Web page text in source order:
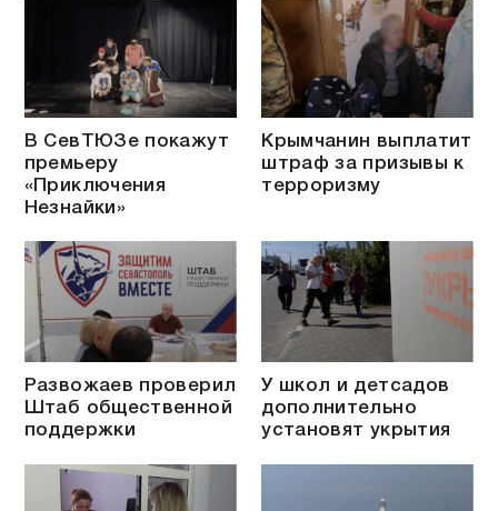
В СевТЮЗе покажут
премьеру
«Приключения
Незнайки»
Крымчанин выплатит
штраф за призывы к
терроризму
Развожаев проверил
Штаб общественной
поддержки
У школ и детсадов
дополнительно
установят укрытия